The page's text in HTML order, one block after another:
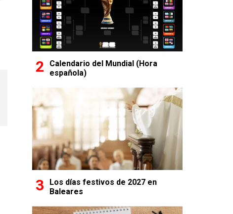
Calendario del Mundial (Hora
española)
Los días festivos de 2027 en
Baleares